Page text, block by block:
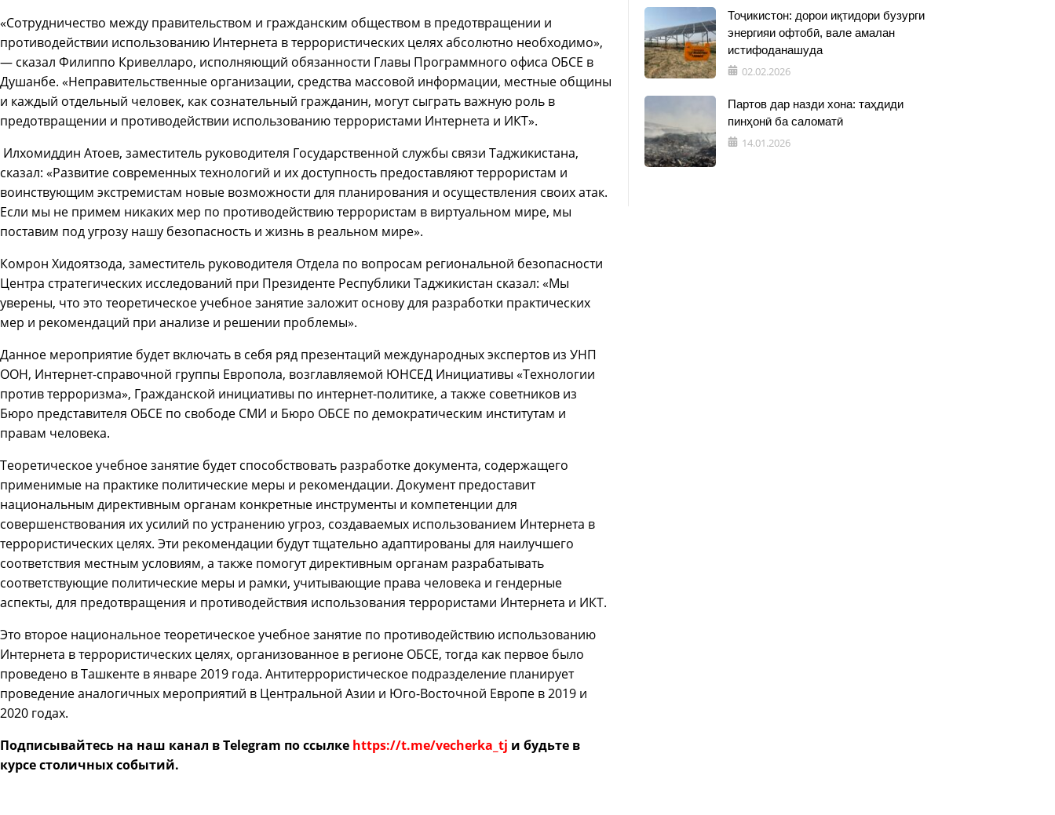
«Сотрудничество между правительством и гражданским обществом в предотвращении и
противодействии использованию Интернета в террористических целях абсолютно необходимо»,
— сказал Филиппо Кривелларо, исполняющий обязанности Главы Программного офиса ОБСЕ в
Душанбе. «Неправительственные организации, средства массовой информации, местные общины
и каждый отдельный человек, как сознательный гражданин, могут сыграть важную роль в
предотвращении и противодействии использованию террористами Интернета и ИКТ».
Илхомиддин Атоев, заместитель руководителя Государственной службы связи Таджикистана,
сказал: «Развитие современных технологий и их доступность предоставляют террористам и
воинствующим экстремистам новые возможности для планирования и осуществления своих атак.
Если мы не примем никаких мер по противодействию террористам в виртуальном мире, мы
поставим под угрозу нашу безопасность и жизнь в реальном мире».
Комрон Хидоятзода, заместитель руководителя Отдела по вопросам региональной безопасности
Центра стратегических исследований при Президенте Республики Таджикистан сказал: «Мы
уверены, что это теоретическое учебное занятие заложит основу для разработки практических
мер и рекомендаций при анализе и решении проблемы».
Данное мероприятие будет включать в себя ряд презентаций международных экспертов из УНП
ООН, Интернет-справочной группы Европола, возглавляемой ЮНСЕД Инициативы «Технологии
против терроризма», Гражданской инициативы по интернет-политике, а также советников из
Бюро представителя ОБСЕ по свободе СМИ и Бюро ОБСЕ по демократическим институтам и
правам человека.
Теоретическое учебное занятие будет способствовать разработке документа, содержащего
применимые на практике политические меры и рекомендации. Документ предоставит
национальным директивным органам конкретные инструменты и компетенции для
совершенствования их усилий по устранению угроз, создаваемых использованием Интернета в
террористических целях. Эти рекомендации будут тщательно адаптированы для наилучшего
соответствия местным условиям, а также помогут директивным органам разрабатывать
соответствующие политические меры и рамки, учитывающие права человека и гендерные
аспекты, для предотвращения и противодействия использования террористами Интернета и ИКТ.
Это второе национальное теоретическое учебное занятие по противодействию использованию
Интернета в террористических целях, организованное в регионе ОБСЕ, тогда как первое было
проведено в Ташкенте в январе 2019 года. Антитеррористическое подразделение планирует
проведение аналогичных мероприятий в Центральной Азии и Юго-Восточной Европе в 2019 и
2020 годах.
Подписывайтесь на наш канал в Telegram по ссылке https://t.me/vecherka_tj и будьте в
курсе столичных событий.
Тоҷикистон: дорои иқтидори бузурги
энергияи офтобӣ, вале амалан
истифоданашуда
02.02.2026
Партов дар назди хона: таҳдиди
пинҳонӣ ба саломатӣ
14.01.2026